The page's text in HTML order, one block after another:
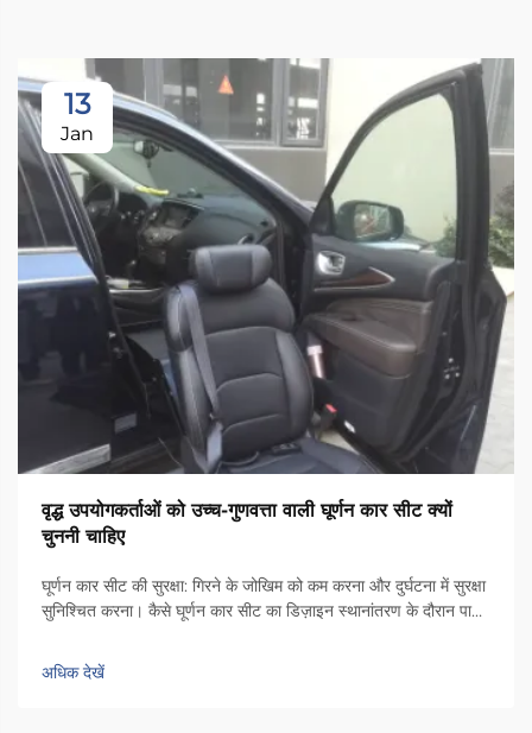
13
Jan
वृद्ध उपयोगकर्ताओं को उच्च-गुणवत्ता वाली घूर्णन कार सीट क्यों
चुननी चाहिए
घूर्णन कार सीट की सुरक्षा: गिरने के जोखिम को कम करना और दुर्घटना में सुरक्षा
सुनिश्चित करना। कैसे घूर्णन कार सीट का डिज़ाइन स्थानांतरण के दौरान पार्श्व
दरवाजे के किनारे की ओर 90 डिग्री तक घुमाता है, ताकि लोग...
अधिक देखें